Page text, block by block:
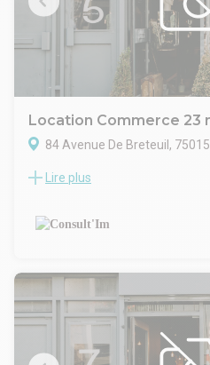
Disponibilité : Immédiate
Location Commerce 23
84 Avenue De Breteuil,
DESCRIPTION
CARACTERISTIQUES DE L'OFFRE
Consult'im vous propose à
espace de vente ouvert éclairé
commun dans la cour.
Une cave 26.15 m² complète ce
CONDITIONS FINANCIERES
Bail : 3/6/9 ans
Lire plus